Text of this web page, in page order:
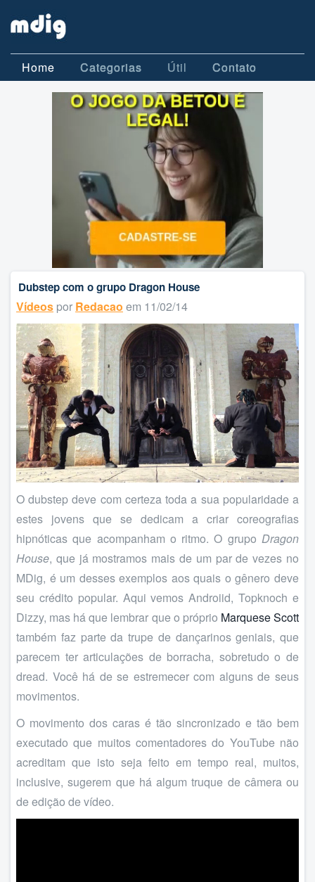
Home Categorias Útil Contato
Dubstep com o grupo Dragon House
Vídeos por Redacao em 11/02/14
O dubstep deve com certeza toda a sua popularidade a
estes jovens que se dedicam a criar coreografias
hipnóticas que acompanham o ritmo. O grupo Dragon
House, que já mostramos mais de um par de vezes no
MDig, é um desses exemplos aos quais o gênero deve
seu crédito popular. Aqui vemos Androiid, Topknoch e
Dizzy, mas há que lembrar que o próprio Marquese Scott
também faz parte da trupe de dançarinos geniais, que
parecem ter articulações de borracha, sobretudo o de
dread. Você há de se estremecer com alguns de seus
movimentos.
O movimento dos caras é tão sincronizado e tão bem
executado que muitos comentadores do YouTube não
acreditam que isto seja feito em tempo real, muitos,
inclusive, sugerem que há algum truque de câmera ou
de edição de vídeo.